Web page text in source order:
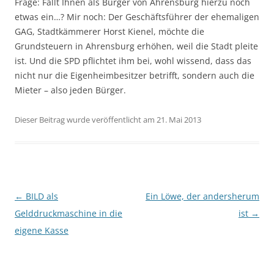
Frage: Fällt Ihnen als Bürger von Ahrensburg hierzu noch
etwas ein…? Mir noch: Der Geschäftsführer der ehemaligen
GAG, Stadtkämmerer Horst Kienel, möchte die
Grundsteuern in Ahrensburg erhöhen, weil die Stadt pleite
ist. Und die SPD pflichtet ihm bei, wohl wissend, dass das
nicht nur die Eigenheimbesitzer betrifft, sondern auch die
Mieter – also jeden Bürger.
Dieser Beitrag wurde veröffentlicht am 21. Mai 2013
Beitragsnavigation
← BILD als
Gelddruckmaschine in die
eigene Kasse
Ein Löwe, der andersherum
ist →